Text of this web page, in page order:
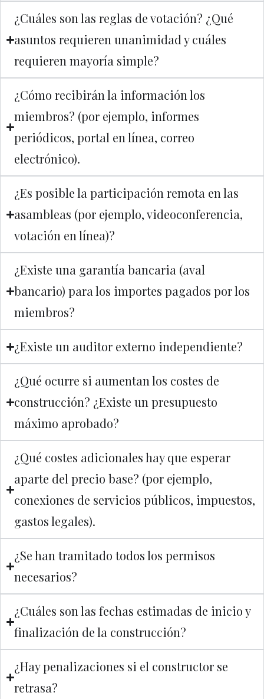
¿Cuáles son las reglas de votación? ¿Qué
asuntos requieren unanimidad y cuáles
requieren mayoría simple?
¿Cómo recibirán la información los
miembros? (por ejemplo, informes
periódicos, portal en línea, correo
electrónico).
¿Es posible la participación remota en las
asambleas (por ejemplo, videoconferencia,
votación en línea)?
¿Existe una garantía bancaria (aval
bancario) para los importes pagados por los
miembros?
¿Existe un auditor externo independiente?
¿Qué ocurre si aumentan los costes de
construcción? ¿Existe un presupuesto
máximo aprobado?
¿Qué costes adicionales hay que esperar
aparte del precio base? (por ejemplo,
conexiones de servicios públicos, impuestos,
gastos legales).
¿Se han tramitado todos los permisos
necesarios?
¿Cuáles son las fechas estimadas de inicio y
finalización de la construcción?
¿Hay penalizaciones si el constructor se
retrasa?